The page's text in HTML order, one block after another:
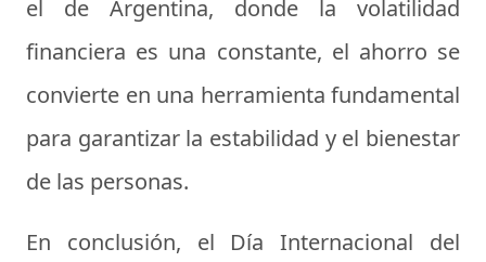
el de Argentina, donde la volatilidad
financiera es una constante, el ahorro se
convierte en una herramienta fundamental
para garantizar la estabilidad y el bienestar
de las personas.
En conclusión, el Día Internacional del